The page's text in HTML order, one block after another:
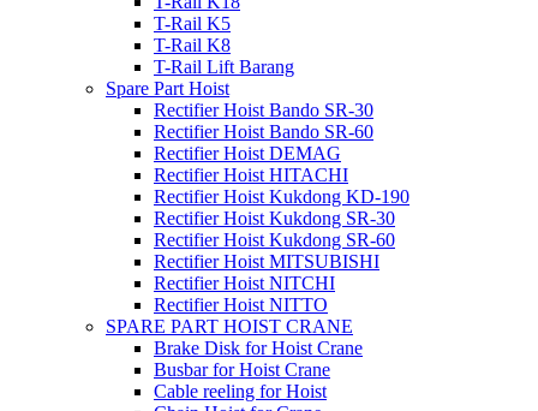
T-Rail K5
T-Rail K8
T-Rail Lift Barang
Spare Part Hoist
Rectifier Hoist Bando SR-30
Rectifier Hoist Bando SR-60
Rectifier Hoist DEMAG
Rectifier Hoist HITACHI
Rectifier Hoist Kukdong KD-190
Rectifier Hoist Kukdong SR-30
Rectifier Hoist Kukdong SR-60
Rectifier Hoist MITSUBISHI
Rectifier Hoist NITCHI
Rectifier Hoist NITTO
SPARE PART HOIST CRANE
Brake Disk for Hoist Crane
Busbar for Hoist Crane
Cable reeling for Hoist